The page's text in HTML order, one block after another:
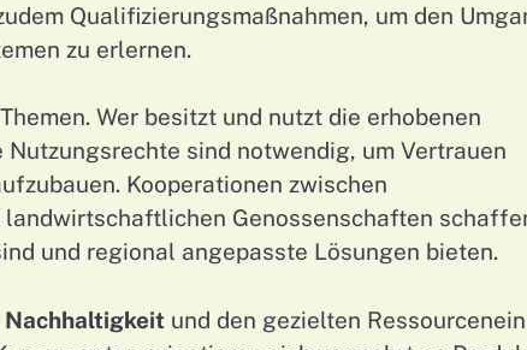
Qualifizierungsmaßnahmen, um den
zu erlernen.
Wer besitzt und nutzt die erhobenen
sind notwendig, um Vertrauen
Kooperationen zwischen
Genossenschaften
und regional angepasste Lösungen bieten.
Nachhaltigkeit und den gezielten